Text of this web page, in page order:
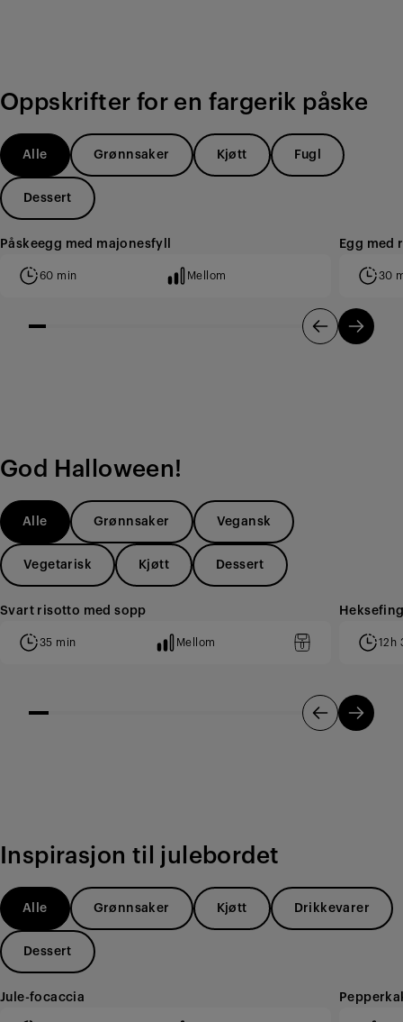
Oppskrifter for en fargerik påske
Alle Grønnsaker Kjøtt Fugl
Dessert
Påskeegg med majonesfyll
60 min Mellom
Egg med
30
God Halloween!
Alle Grønnsaker Vegansk
Vegetarisk Kjøtt Dessert
Svart risotto med sopp
35 min Mellom 12h
Inspirasjon til julebordet
Alle Grønnsaker Kjøtt Drikkevarer
Dessert
Jule-focaccia